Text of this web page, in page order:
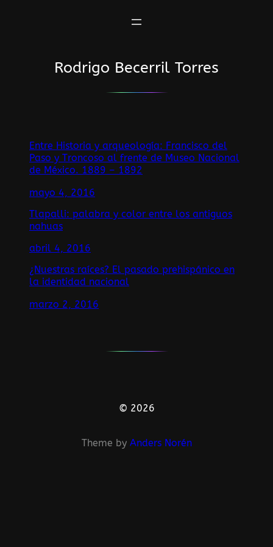
Rodrigo Becerril Torres
Entre Historia y arqueología: Francisco del
Paso y Troncoso al frente de Museo Nacional
de México. 1889 – 1892
mayo 4, 2016
Tlapalli: palabra y color entre los antiguos
nahuas
abril 4, 2016
¿Nuestras raíces? El pasado prehispánico en
la identidad nacional
marzo 2, 2016
© 2026
Theme by Anders Norén